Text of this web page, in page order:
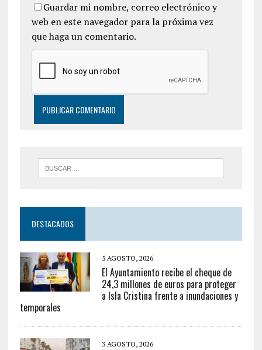
Guardar mi nombre, correo electrónico y
web en este navegador para la próxima vez
que haga un comentario.
DESTACADOS
5 AGOSTO, 2026
El Ayuntamiento recibe el cheque de
24,3 millones de euros para proteger
a Isla Cristina frente a inundaciones y
temporales
3 AGOSTO, 2026